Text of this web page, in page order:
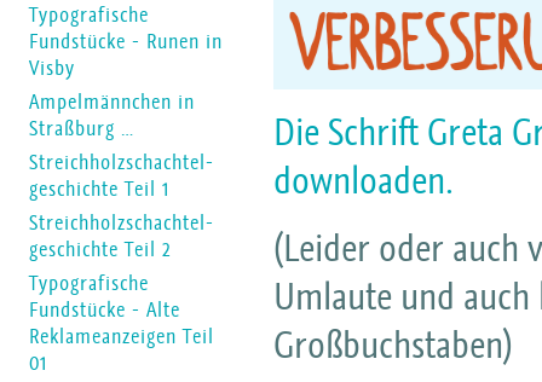
Die Schrift Greta
downloaden.
(Leider oder auch
Umlaute und
Großbuchstaben)
Typografische
Fundstücke - Runen in
Visby
Ampelmännchen in
Straßburg …
Streichholzschachtel-
geschichte Teil 1
Streichholzschachtel-
geschichte Teil 2
Typografische
Fundstücke - Alte
Reklameanzeigen Teil
01